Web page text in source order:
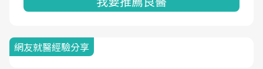
網友就醫經驗分享